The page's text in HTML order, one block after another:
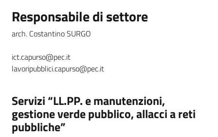
Responsabile di settore
arch. Costantino SURGO
ict.capurso@pec.it
lavoripubblici.capurso@pec.it
Servizi “LL.PP. e manutenzioni,
gestione verde pubblico, allacci a reti
pubbliche”